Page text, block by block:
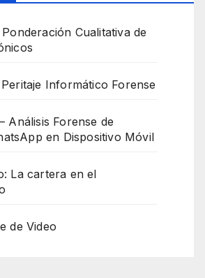
Cualitativa de
Informático Forense
Análisis Forense de
en Dispositivo Móvil
La cartera en el
de Video